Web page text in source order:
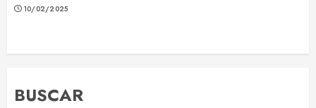
10/02/2025
BUSCAR